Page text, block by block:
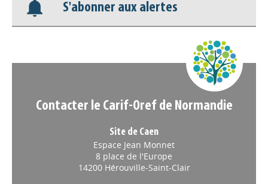
Nos veilles Scoop.it
S'abonner aux alertes
Contacter le Carif-Oref de Normandie
Site de Caen
Espace Jean Monnet
8 place de l'Europe
14200 Hérouville-Saint-Clair